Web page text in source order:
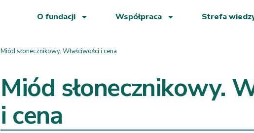
O fundacji Współpraca Strefa
Miód słonecznikowy. Właściwości i cena
Miód słonecznikowy.
i cena